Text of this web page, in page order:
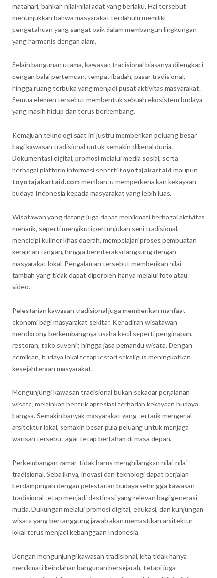
matahari, bahkan nilai-nilai adat yang berlaku. Hal tersebut
menunjukkan bahwa masyarakat terdahulu memiliki
pengetahuan yang sangat baik dalam membangun lingkungan
yang harmonis dengan alam.
Selain bangunan utama, kawasan tradisional biasanya dilengkapi
dengan balai pertemuan, tempat ibadah, pasar tradisional,
hingga ruang terbuka yang menjadi pusat aktivitas masyarakat.
Semua elemen tersebut membentuk sebuah ekosistem budaya
yang masih hidup dan terus berkembang.
Kemajuan teknologi saat ini justru memberikan peluang besar
bagi kawasan tradisional untuk semakin dikenal dunia.
Dokumentasi digital, promosi melalui media sosial, serta
berbagai platform informasi seperti toyotajakartaid maupun
toyotajakartaid.commembantu memperkenalkan kekayaan
budaya Indonesia kepada masyarakat yang lebih luas.
Wisatawan yang datang juga dapat menikmati berbagai aktivitas
menarik, seperti mengikuti pertunjukan seni tradisional,
mencicipi kuliner khas daerah, mempelajari proses pembuatan
kerajinan tangan, hingga berinteraksi langsung dengan
masyarakat lokal. Pengalaman tersebut memberikan nilai
tambah yang tidak dapat diperoleh hanya melalui foto atau
video.
Pelestarian kawasan tradisional juga memberikan manfaat
ekonomi bagi masyarakat sekitar. Kehadiran wisatawan
mendorong berkembangnya usaha kecil seperti penginapan,
restoran, toko suvenir, hingga jasa pemandu wisata. Dengan
demikian, budaya lokal tetap lestari sekaligus meningkatkan
kesejahteraan masyarakat.
Mengunjungi kawasan tradisional bukan sekadar perjalanan
wisata, melainkan bentuk apresiasi terhadap kekayaan budaya
bangsa. Semakin banyak masyarakat yang tertarik mengenal
arsitektur lokal, semakin besar pula peluang untuk menjaga
warisan tersebut agar tetap bertahan di masa depan.
Perkembangan zaman tidak harus menghilangkan nilai-nilai
tradisional. Sebaliknya, inovasi dan teknologi dapat berjalan
berdampingan dengan pelestarian budaya sehingga kawasan
tradisional tetap menjadi destinasi yang relevan bagi generasi
muda. Dukungan melalui promosi digital, edukasi, dan kunjungan
wisata yang bertanggung jawab akan memastikan arsitektur
lokal terus menjadi kebanggaan Indonesia.
Dengan mengunjungi kawasan tradisional, kita tidak hanya
menikmati keindahan bangunan bersejarah, tetapi juga